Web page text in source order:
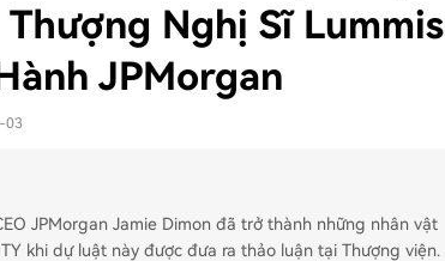
Nghị Sĩ Lummis
JPMorgan
03
JPMorgan Jamie Dimon đã trở thành những nhân vật
khi dự luật này được đưa ra thảo luận tại Thượng viện.